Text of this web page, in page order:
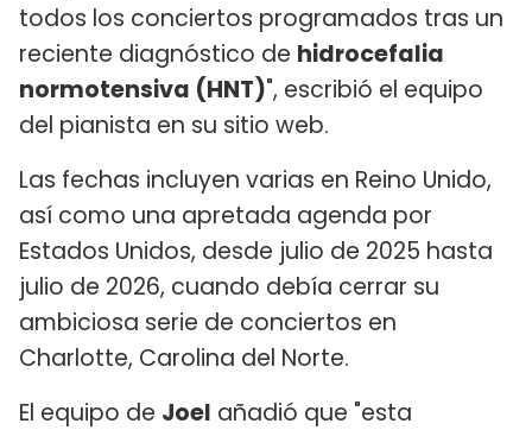
todos los conciertos programados tras un
reciente diagnóstico de hidrocefalia
normotensiva (HNT)", escribió el equipo
del pianista en su sitio web.
Las fechas incluyen varias en Reino Unido,
así como una apretada agenda por
Estados Unidos, desde julio de 2025 hasta
julio de 2026, cuando debía cerrar su
ambiciosa serie de conciertos en
Charlotte, Carolina del Norte.
El equipo de Joel añadió que "esta